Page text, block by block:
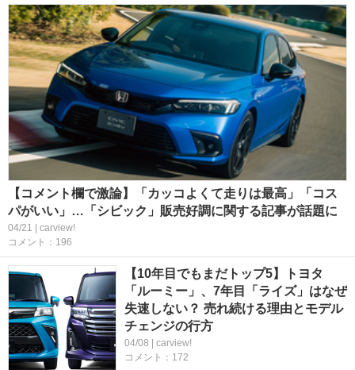
【コメント欄で激論】「カッコよくて走りは最高」「コス
パがいい」…「シビック」販売好調に関する記事が話題に
04/21 | carview!
コメント：196
【10年目でもまだトップ5】トヨタ
「ルーミー」、7年目「ライズ」はなぜ
失速しない？ 売れ続ける理由とモデル
チェンジの行方
04/08 | carview!
コメント：172